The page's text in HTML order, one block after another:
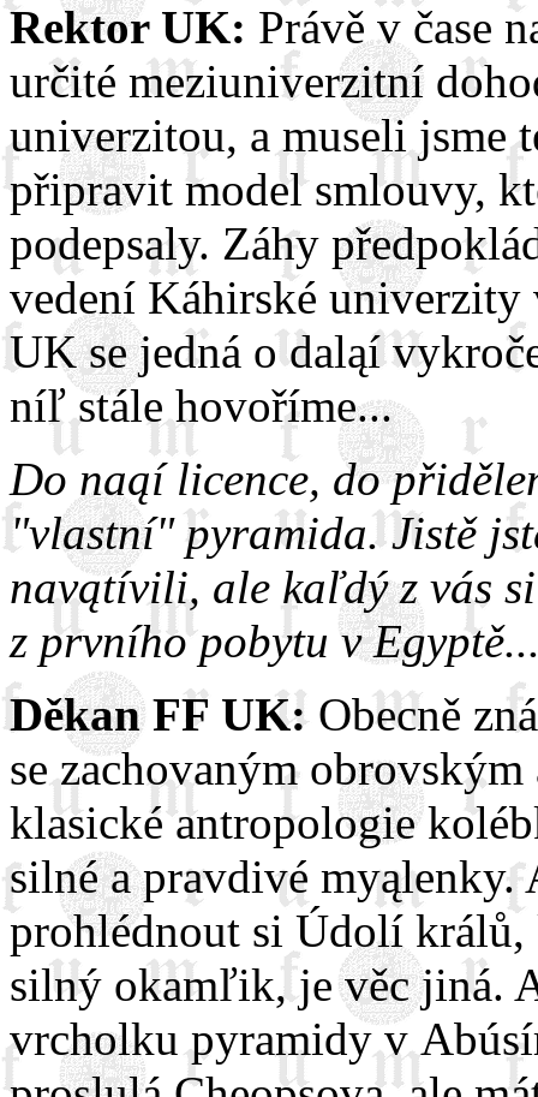
Rektor UK: Právě v čase
určité meziuniverzitní
univerzitou, a museli jsme
připravit model smlouvy,
podepsaly. Záhy
vedení Káhirské
UK se jedná o daląí
níľ stále hovoříme...
Do naąí licence, do
"vlastní" pyramida. Jistě
navątívili, ale kaľdý z vás
z prvního pobytu v
Děkan FF UK:Obecně
se zachovaným
klasické antropologie
silné a pravdivé
prohlédnout si Údolí
silný okamľik, je věc jiná.
vrcholku pyramidy v